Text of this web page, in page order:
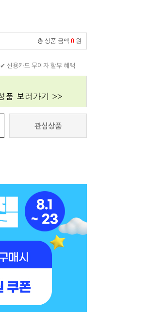
총 상품 금액 0 원
✔ 신용카드 무이자 할부 혜택
관심상품